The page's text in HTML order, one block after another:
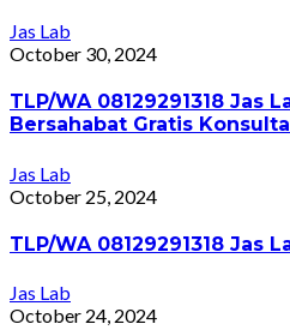
Jas Lab
October 30, 2024
TLP/WA 08129291318 Jas
Bersahabat Gratis
Jas Lab
October 25, 2024
TLP/WA 08129291318 Jas
Jas Lab
October 24, 2024